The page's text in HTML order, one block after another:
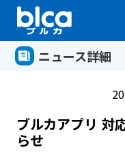
ニュース詳細
ブルカアプリ 対
らせ